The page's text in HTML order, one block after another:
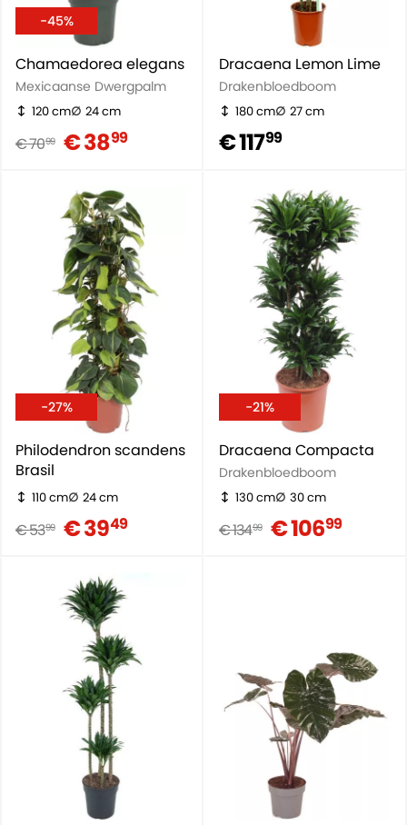
-45%
Chamaedorea elegans
Mexicaanse Dwergpalm
120 cm 24 cm
€ 7099 € 3899
Dracaena Lemon Lime
Drakenbloedboom
180 cm 27 cm
€ 11799
-27%
Philodendron scandens
Brasil
110 cm 24 cm
€ 5399 € 3949
-21%
Dracaena Compacta
Drakenbloedboom
130 cm 30 cm
€ 13499 € 10699